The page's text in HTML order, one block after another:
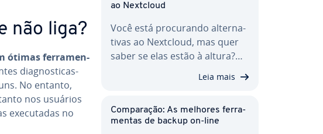
não liga?
ótimas fer­ra­men­
di­ag­nos­ti­cas­
No entanto,
nos usuários
exe­cu­ta­das no
ao Nextcloud
Você está pro­cu­rando al­ter­na­
ti­vas ao Nextcloud, mas quer
saber se elas estão à altura?…
Leia mais
Com­pa­ra­ção: As melhores fer­ra­
men­tas de backup on-line